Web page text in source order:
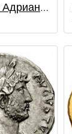
Квадранс / Адриан (117 - 138 гг.)